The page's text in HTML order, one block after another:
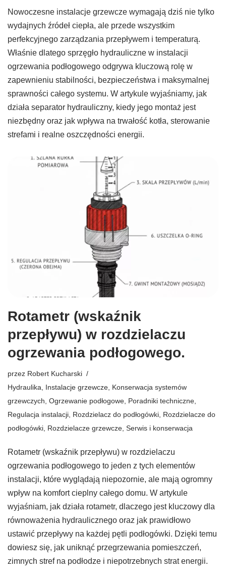
Nowoczesne instalacje grzewcze wymagają dziś nie tylko
wydajnych źródeł ciepła, ale przede wszystkim
perfekcyjnego zarządzania przepływem i temperaturą.
Właśnie dlatego sprzęgło hydrauliczne w instalacji
ogrzewania podłogowego odgrywa kluczową rolę w
zapewnieniu stabilności, bezpieczeństwa i maksymalnej
sprawności całego systemu. W artykule wyjaśniamy, jak
działa separator hydrauliczny, kiedy jego montaż jest
niezbędny oraz jak wpływa na trwałość kotła, sterowanie
strefami i realne oszczędności energii.
Rotametr (wskaźnik
przepływu) w rozdzielaczu
ogrzewania podłogowego.
przez Robert Kucharski
Hydraulika
Instalacje grzewcze Konserwacja systemów
grzewczych Ogrzewanie podłogowe Poradniki techniczne
Regulacja instalacji Rozdzielacz do podłogówki Rozdzielacze do
podłogówki Rozdzielacze grzewcze Serwis i konserwacja
Rotametr (wskaźnik przepływu) w rozdzielaczu
ogrzewania podłogowego to jeden z tych elementów
instalacji, które wyglądają niepozornie, ale mają ogromny
wpływ na komfort cieplny całego domu. W artykule
wyjaśniam, jak działa rotametr, dlaczego jest kluczowy dla
równoważenia hydraulicznego oraz jak prawidłowo
ustawić przepływy na każdej pętli podłogówki. Dzięki temu
dowiesz się, jak uniknąć przegrzewania pomieszczeń,
zimnych stref na podłodze i niepotrzebnych strat energii.